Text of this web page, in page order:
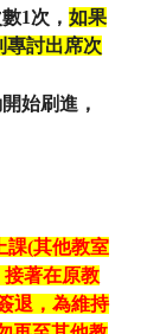
1次， 如果
專討出席次
始刷進，
上課(其他教室
接著在原教
退，為維持